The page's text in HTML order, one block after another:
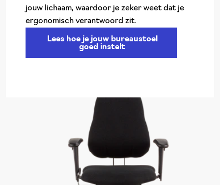
jouw lichaam, waardoor je zeker weet dat je
ergonomisch verantwoord zit.
Lees hoe je jouw bureaustoel
goed instelt